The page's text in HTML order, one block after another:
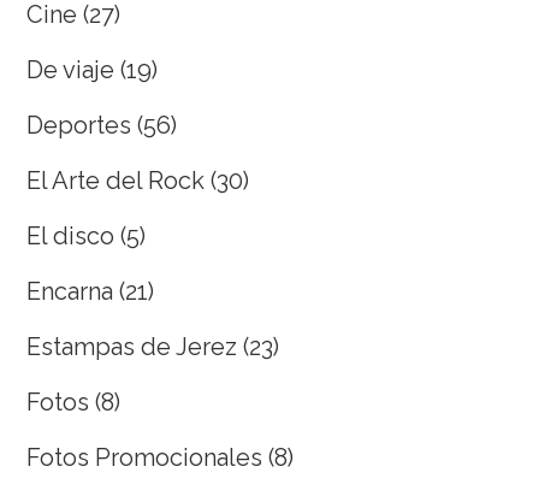
Cine (27)
De viaje (19)
Deportes (56)
El Arte del Rock (30)
El disco (5)
Encarna (21)
Estampas de Jerez (23)
Fotos (8)
Fotos Promocionales (8)